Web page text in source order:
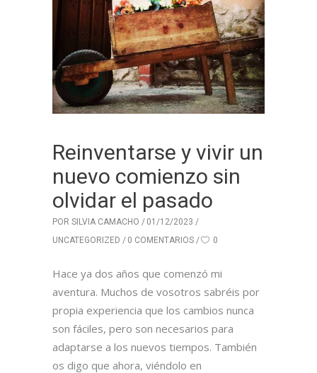
Reinventarse y vivir un
nuevo comienzo sin
olvidar el pasado
POR SILVIA CAMACHO
01/12/2023
UNCATEGORIZED
0 COMENTARIOS 0
Hace ya dos años que comenzó mi
aventura. Muchos de vosotros sabréis por
propia experiencia que los cambios nunca
son fáciles, pero son necesarios para
adaptarse a los nuevos tiempos. También
os digo que ahora, viéndolo en